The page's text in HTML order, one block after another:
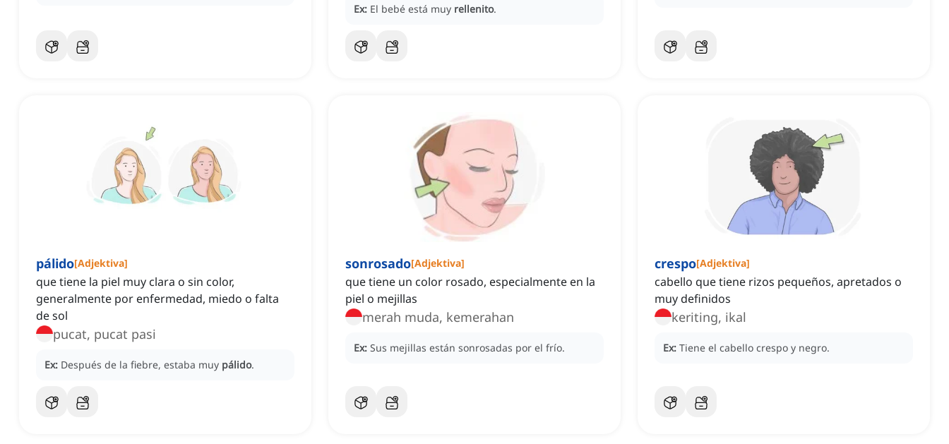
Ex: El bebé está muy rellenito.
pálido[Adjektiva]
que tiene la piel muy clara o sin color,
generalmente por enfermedad, miedo o falta
de sol
pucat, pucat pasi
Ex: Después de la fiebre, estaba muy pálido.
sonrosado[Adjektiva]
que tiene un color rosado, especialmente en la
piel o mejillas
merah muda, kemerahan
Ex: Sus mejillas están sonrosadas por el frío.
crespo[Adjektiva]
cabello que tiene rizos pequeños, apretados o
muy definidos
keriting, ikal
Ex: Tiene el cabello crespo y negro.